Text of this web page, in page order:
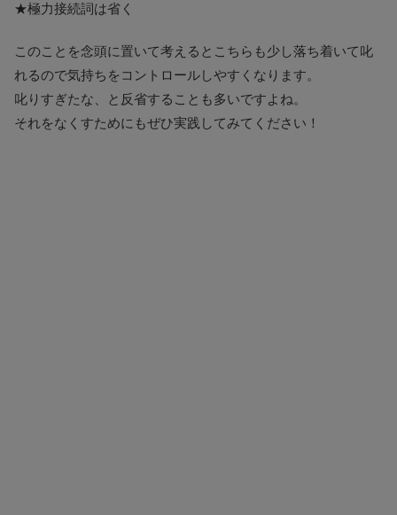
★極力接続詞は省く
このことを念頭に置いて考えるとこちらも少し落ち着いて叱
れるので気持ちをコントロールしやすくなります。
叱りすぎたな、と反省することも多いですよね。
それをなくすためにもぜひ実践してみてください！